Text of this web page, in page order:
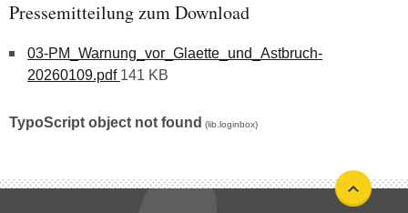
Pressemitteilung zum Download
03-PM_Warnung_vor_Glaette_und_Astbruch-
20260109.pdf 141 KB
TypoScript object not found (lib.loginbox)